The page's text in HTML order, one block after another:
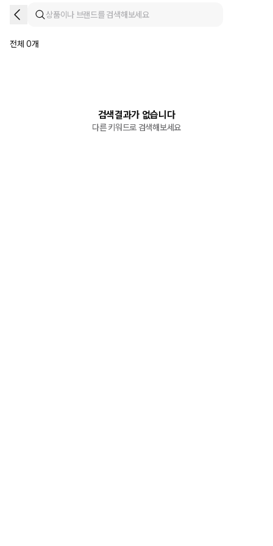
전체 0개
검색결과가 없습니다
다른 키워드로 검색해보세요